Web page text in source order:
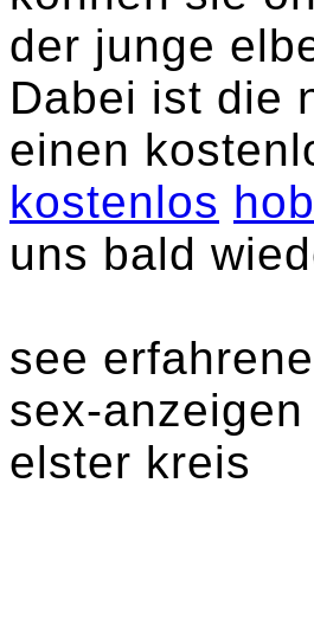
der junge
Dabei ist die
einen
kostenlos
uns bald
see
sex-
elster kreis